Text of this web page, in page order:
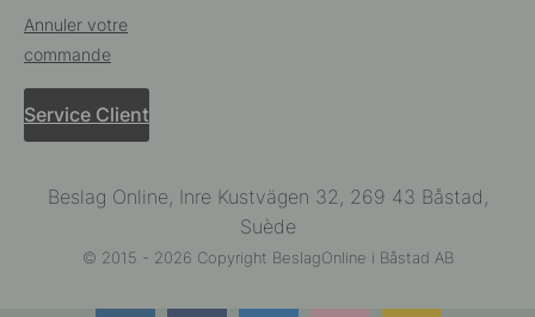
Annuler votre
commande
Service Client
Beslag Online, Inre Kustvägen 32, 269 43 Båstad,
Suède
© 2015 - 2026 Copyright BeslagOnline i Båstad AB